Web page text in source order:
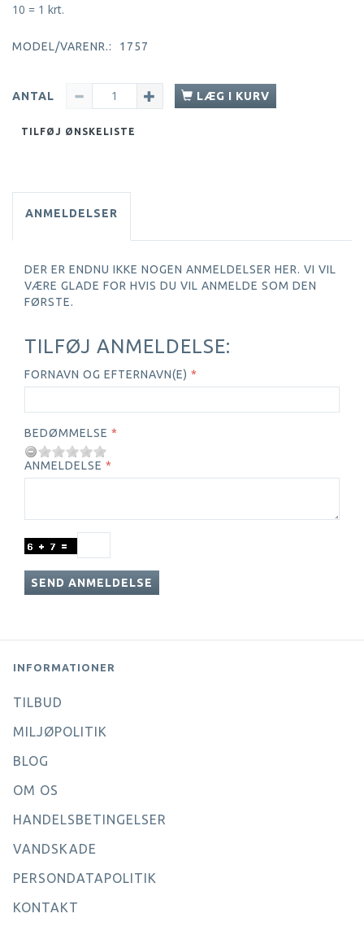
10 = 1 krt.
MODEL/VARENR.: 1757
ANTAL LÆG I KURV
TILFØJ ØNSKELISTE
ANMELDELSER
DER ER ENDNU IKKE NOGEN ANMELDELSER HER. VI VIL
VÆRE GLADE FOR HVIS DU VIL ANMELDE SOM DEN
FØRSTE.
TILFØJ ANMELDELSE:
FORNAVN OG EFTERNAVN(E)
BEDØMMELSE
ANMELDELSE
SEND ANMELDELSE
INFORMATIONER
TILBUD
MILJØPOLITIK
BLOG
OM OS
HANDELSBETINGELSER
VANDSKADE
PERSONDATAPOLITIK
KONTAKT